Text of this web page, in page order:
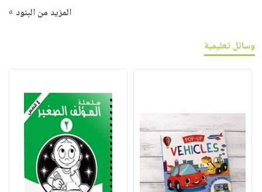
المزيد من البنود »
وسائل تعليمية